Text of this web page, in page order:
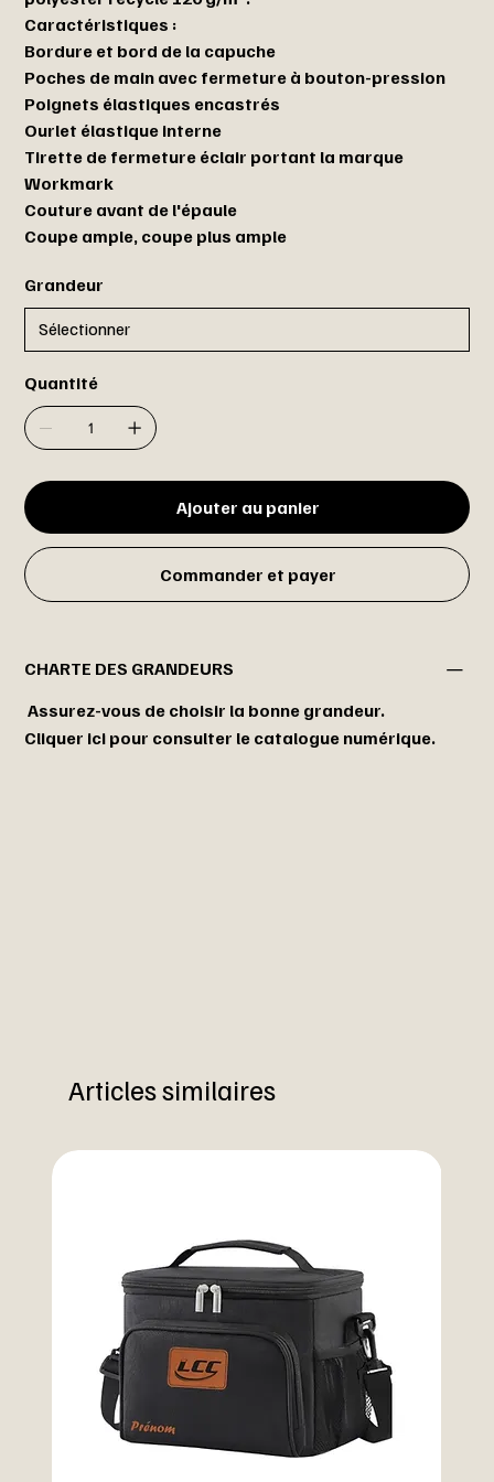
Caractéristiques :
Bordure et bord de la capuche
Poches de main avec fermeture à bouton-pression
Poignets élastiques encastrés
Ourlet élastique interne
Tirette de fermeture éclair portant la marque
Workmark
Couture avant de l'épaule
Coupe ample, coupe plus ample
Grandeur
Quantité
Ajouter au panier
Commander et payer
CHARTE DES GRANDEURS
Assurez-vous de choisir la bonne grandeur.
Cliquer ici pour consulter le catalogue numérique.
Articles similaires